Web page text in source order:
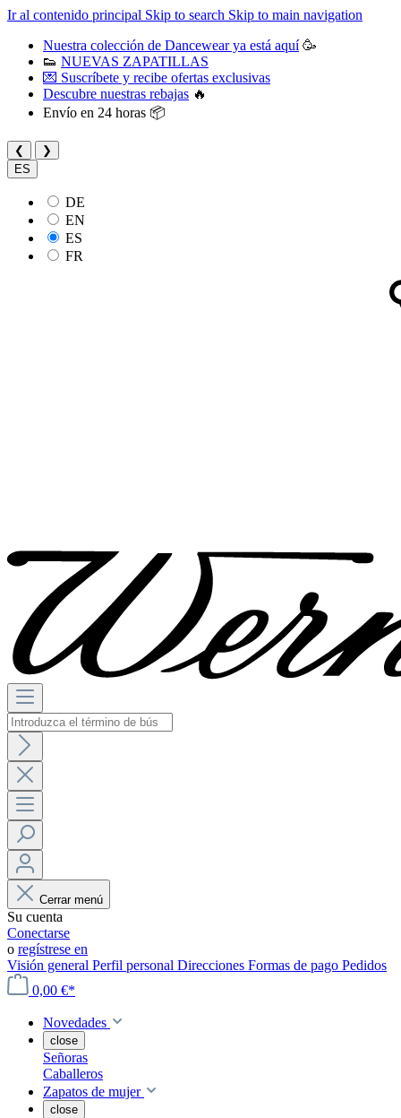
Ir al contenido principal Skip to search Skip to main navigation
Nuestra colección de Dancewear ya está aquí🥳
👟 NUEVAS ZAPATILLAS
💌 Suscríbete y recibe ofertas exclusivas
Descubre nuestras rebajas 🔥
Envío en 24 horas 📦
❮
❯
ES
DE
EN
ES
FR
Cerrar menú
Su cuenta
Conectarse
o regístrese en
Visión general Perfil personal Direcciones Formas de pago Pedidos
0,00 €*
Novedades
close
Señoras
Caballeros
Zapatos de mujer
close